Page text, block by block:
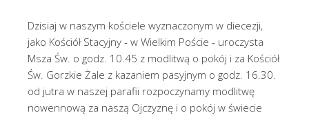
Dzisiaj w naszym kościele wyznaczonym w diecezji,
jako Kościół Stacyjny - w Wielkim Poście - uroczysta
Msza Św. o godz. 10.45 z modlitwą o pokój i za Kościół
Św. Gorzkie Żale z kazaniem pasyjnym o godz. 16.30.
od jutra w naszej parafii rozpoczynamy modlitwę
nowennową za naszą Ojczyznę i o pokój w świecie